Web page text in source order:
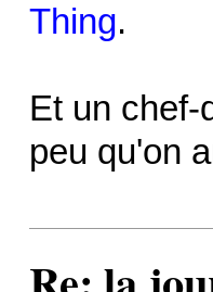
Thing.
Et un chef-
peu qu'on